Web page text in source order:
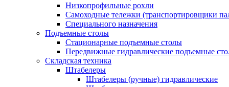
Низкопрофильные рохли
Самоходные тележки (транспортировщики
Специального назначения
Подъемные столы
Стационарные подъемные столы
Передвижные гидравлические подъемные
Складская техника
Штабелеры
Штабелеры (ручные) гидравлические